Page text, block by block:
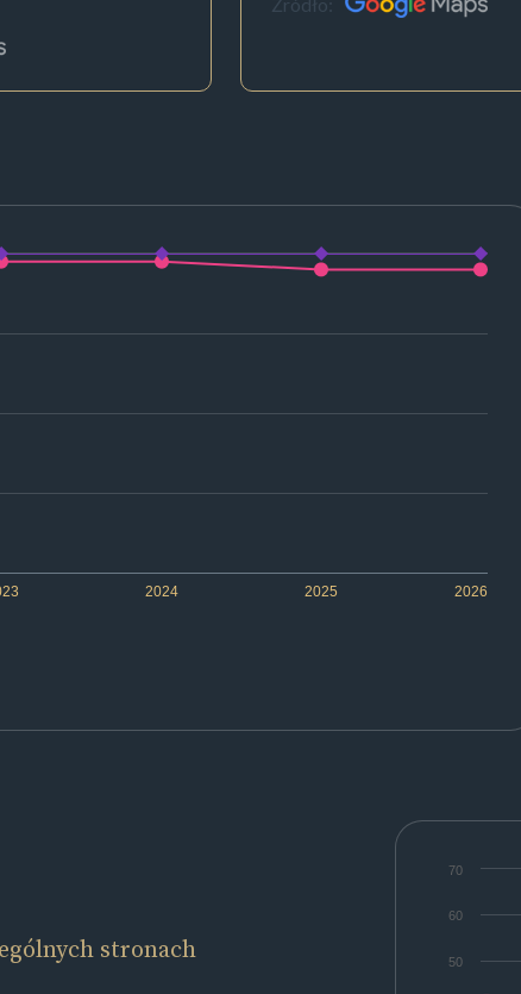
2024 2025 2026
50
60
70
stronach